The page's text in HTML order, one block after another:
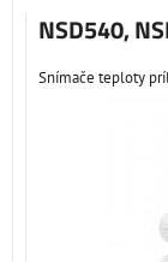
NSD540,
Snímače teploty